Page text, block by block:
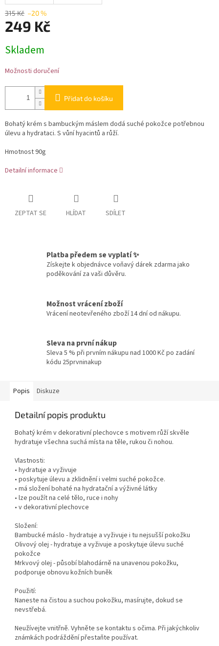
315 Kč –20 %
249 Kč
cena:
Skladem
Možnosti doručení
Přidat do košíku
Bohatý krém s bambuckým máslem dodá suché pokožce potřebnou
úlevu a hydrataci. S vůní hyacintů a růží.
Hmotnost 90g
Detailní informace
ZEPTAT SE HLÍDAT SDÍLET
Platba předem se vyplatí ✨
Získejte k objednávce voňavý dárek zdarma jako
poděkování za vaši důvěru.
Možnost vrácení zboží
Vrácení neotevřeného zboží 14 dní od nákupu.
Sleva na první nákup
Sleva 5 % při prvním nákupu nad 1000 Kč po zadání
kódu 25prvninakup
Popis Diskuze
Detailní popis produktu
Bohatý krém v dekorativní plechovce s motivem růží skvěle
hydratuje všechna suchá místa na těle, rukou či nohou.
Vlastnosti:
• hydratuje a vyživuje
• poskytuje úlevu a zklidnění i velmi suché pokožce.
• má složení bohaté na hydratační a výživné látky
• lze použít na celé tělo, ruce i nohy
• v dekorativní plechovce
Složení:
Bambucké máslo - hydratuje a vyživuje i tu nejsušší pokožku
Olivový olej - hydratuje a vyživuje a poskytuje úlevu suché
pokožce
Mrkvový olej - působí blahodárně na unavenou pokožku,
podporuje obnovu kožních buněk
Použití:
Naneste na čistou a suchou pokožku, masírujte, dokud se
nevstřebá.
Neužívejte vnitřně. Vyhněte se kontaktu s očima. Při jakýchkoliv
známkách podráždění přestaňte používat.